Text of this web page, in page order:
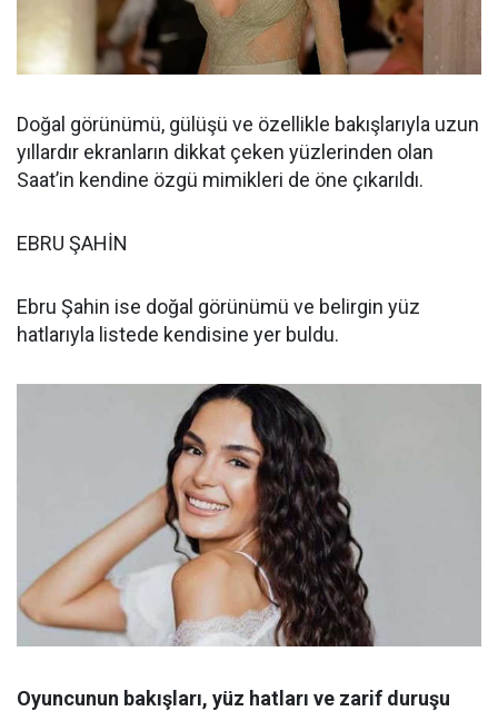
Doğal görünümü, gülüşü ve özellikle bakışlarıyla uzun
yıllardır ekranların dikkat çeken yüzlerinden olan
Saat’in kendine özgü mimikleri de öne çıkarıldı.
EBRU ŞAHİN
Ebru Şahin ise doğal görünümü ve belirgin yüz
hatlarıyla listede kendisine yer buldu.
Oyuncunun bakışları, yüz hatları ve zarif duruşu